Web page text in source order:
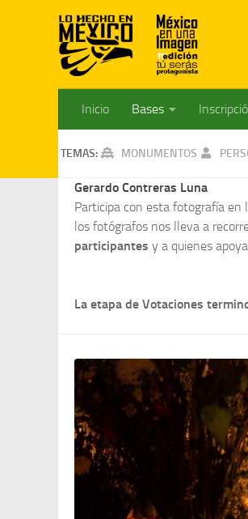
Inicio Bases
TEMAS: MONUMENTOS
Gerardo Contreras Luna
Participa con esta fotografía en
los fotógrafos nos lleva a
participantes y a quienes
La etapa de Votaciones